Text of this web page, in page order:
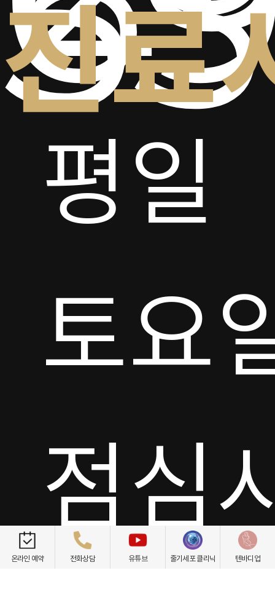
진료
평일
토요
점심
일요일/공휴일 휴진
온라인 예약 전화상담 유튜브 줄기세포 클리닉 텐바디업